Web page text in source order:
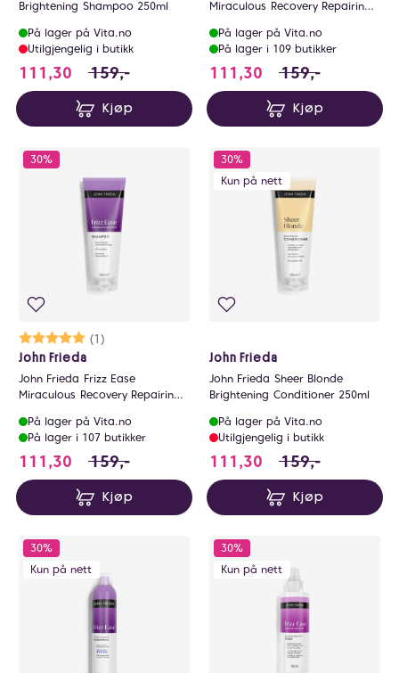
Brightening Shampoo 250ml
På lager på Vita.no
Utilgjengelig i butikk
111,30 111.3 i stedet for 159 NOK, du sparer 47.7
159,-
Kjøp
Miraculous Recovery Repairing
På lager på Vita.no
På lager i 109 butikker
111,30 111.3 i stedet for
159,-
Kjøp
30%
Karakter:
(1)
5.0 av 5 mulige
John Frieda
John Frieda Frizz Ease
Miraculous Recovery Repairing
På lager på Vita.no
På lager i 107 butikker
111,30 111.3 i stedet for 159 NOK, du sparer 47.7
159,-
Kjøp
30%
Kun på nett
John Frieda
John Frieda Sheer Blonde
Brightening Conditioner 250ml
På lager på Vita.no
Utilgjengelig i butikk
111,30 111.3 i stedet for
159,-
Kjøp
30%
Kun på nett
30%
Kun på nett